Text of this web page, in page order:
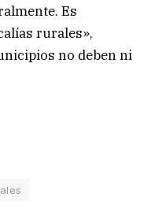
Es
rurales»,
no deben ni